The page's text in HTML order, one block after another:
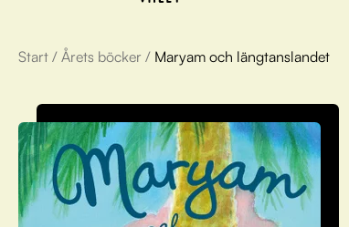
Start / Årets böcker / Maryam och längtanslandet